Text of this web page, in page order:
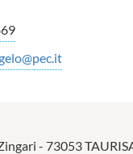
- 73053